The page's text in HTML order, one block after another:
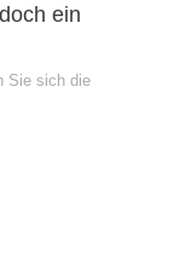
ein
Sie sich die